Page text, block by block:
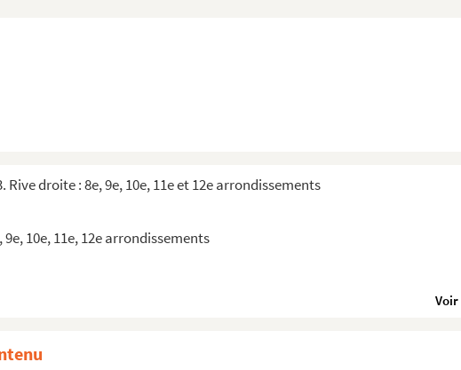
droite : 8e, 9e, 10e, 11e et 12e arrondissements
10e, 11e, 12e arrondissements